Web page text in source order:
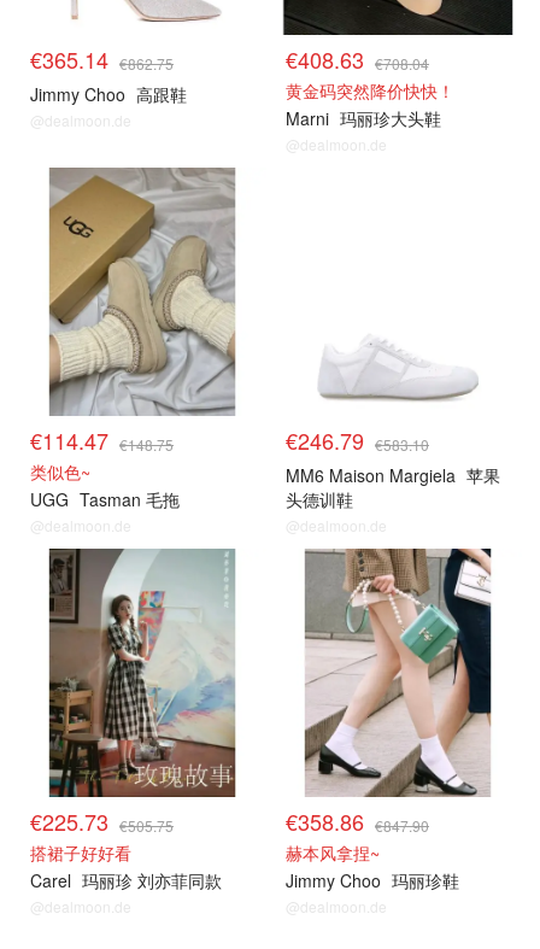
€365.14 €862.75
Jimmy Choo 高跟鞋
@dealmoon.de
€408.63 €708.04
黄金码突然降价快快！
Marni 玛丽珍大头鞋
@dealmoon.de
€114.47 €148.75
类似色~
UGG Tasman 毛拖
@dealmoon.de
€246.79 €583.10
MM6 Maison Margiela 苹果
头德训鞋
@dealmoon.de
€225.73 €505.75
搭裙子好好看
Carel 玛丽珍 刘亦菲同款
@dealmoon.de
€358.86 €847.90
赫本风拿捏~
Jimmy Choo 玛丽珍鞋
@dealmoon.de